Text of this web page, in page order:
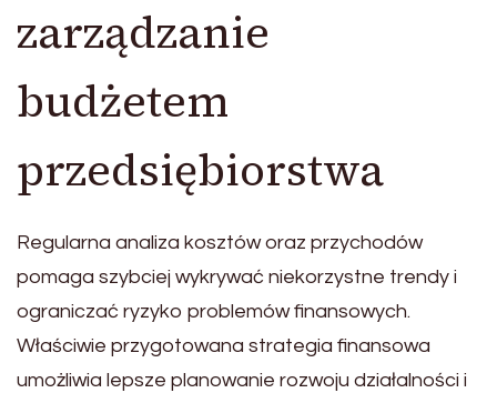
zarządzanie
budżetem
przedsiębiorstwa
Regularna analiza kosztów oraz przychodów
pomaga szybciej wykrywać niekorzystne trendy i
ograniczać ryzyko problemów finansowych.
Właściwie przygotowana strategia finansowa
umożliwia lepsze planowanie rozwoju działalności i